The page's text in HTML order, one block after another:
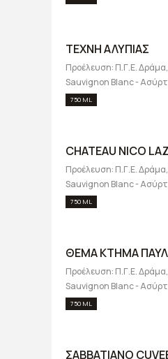
ΤΕΧΝΗ ΑΛΥΠΙΑΣ
Προέλευση: Π.Γ.Ε. Δράμα,
Sauvignon Blanc -
750 ML
CHATEAU NICO
Προέλευση: Π.Γ.Ε. Δράμα,
Sauvignon Blanc -
750 ML
ΘΕΜΑ ΚΤΗΜΑ
Προέλευση: Π.Γ.Ε. Δράμα,
Sauvignon Blanc -
750 ML
ΣΑΒΒΑΤΙΑΝΟ